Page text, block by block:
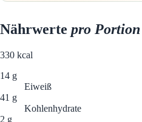
Nährwerte pro Portion
330 kcal
14 g
Eiweiß
41 g
Kohlenhydrate
2 g